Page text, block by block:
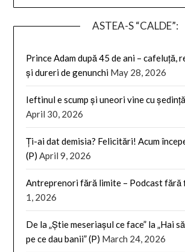
ASTEA-S “CALDE”:
Prince Adam după 45 de ani – cafeluță,
și dureri de genunchi May 28, 2026
Ieftinul e scump și uneori vine cu
April 30, 2026
Ți-ai dat demisia? Felicitări! Acum
(P) April 9, 2026
Antreprenori fără limite – Podcast fără
1, 2026
De la „Știe meseriașul ce face” la „Hai
pe ce dau banii” (P) March 24, 2026